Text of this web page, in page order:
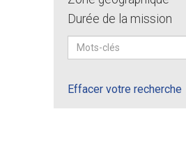
Durée de la mission
Effacer votre recherche